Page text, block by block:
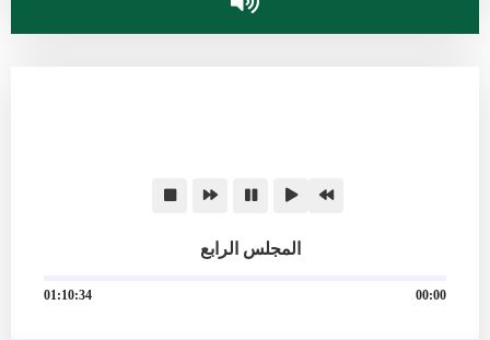
المجلس الرابع
00:00
01:10:34